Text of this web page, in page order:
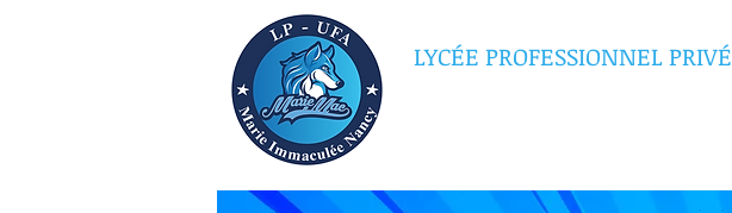
LYCÉE PROFESSIONNEL PRIVÉ